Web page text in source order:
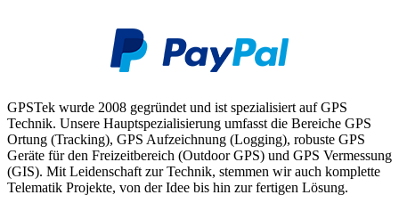
GPSTek wurde 2008 gegründet und ist spezialisiert auf GPS
Technik. Unsere Hauptspezialisierung umfasst die Bereiche GPS
Ortung (Tracking), GPS Aufzeichnung (Logging), robuste GPS
Geräte für den Freizeitbereich (Outdoor GPS) und GPS Vermessung
(GIS). Mit Leidenschaft zur Technik, stemmen wir auch komplette
Telematik Projekte, von der Idee bis hin zur fertigen Lösung.